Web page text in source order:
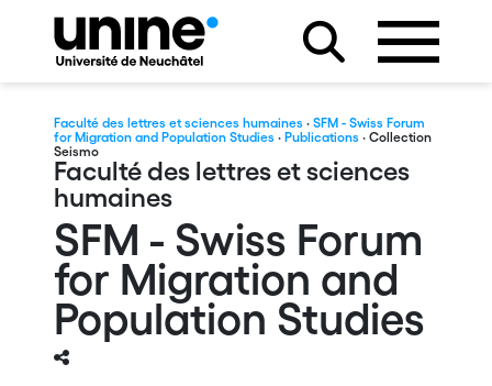
Faculté des lettres et sciences humaines · SFM - Swiss Forum
for Migration and Population Studies · Publications · Collection
Seismo
Faculté des lettres et sciences
humaines
SFM - Swiss Forum
for Migration and
Population Studies